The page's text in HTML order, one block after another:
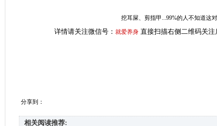
挖耳屎、剪指甲...99%的人不知道这
详情请关注微信号： 就爱养身 直接扫描右侧二维码关注
分享到：
相关阅读推荐: